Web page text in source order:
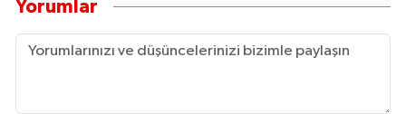
Yorumlar